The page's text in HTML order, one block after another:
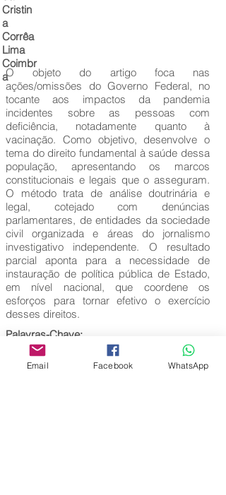
Cristin
a
Corrêa
Lima
Coimbr
aO objeto do artigo foca nas
ações/omissões do Governo Federal, no
tocante aos impactos da pandemia
incidentes sobre as pessoas com
deficiência, notadamente quanto à
vacinação. Como objetivo, desenvolve o
tema do direito fundamental à saúde dessa
população, apresentando os marcos
constitucionais e legais que o asseguram.
O método trata de análise doutrinária e
legal, cotejado com denúncias
parlamentares, de entidades da sociedade
civil organizada e áreas do jornalismo
investigativo independente. O resultado
parcial aponta para a necessidade de
instauração de política pública de Estado,
em nível nacional, que coordene os
esforços para tornar efetivo o exercício
desses direitos.
Palavras-Chave:
Pessoas com deficiência; Impactos da
pandemia; Vacinação; Ações/omissões do
Email Facebook WhatsApp